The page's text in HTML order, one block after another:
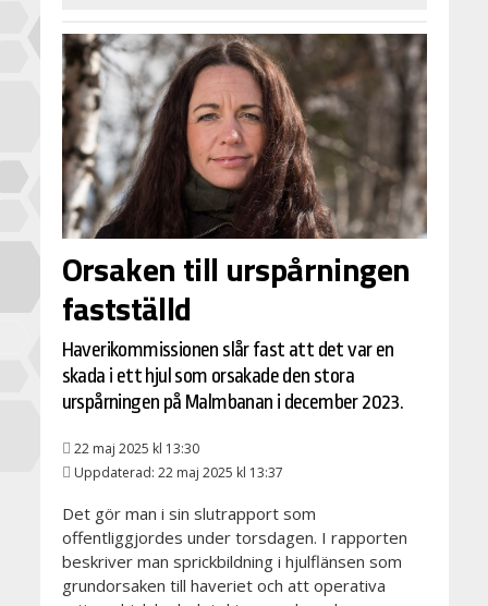
Orsaken till urspårningen
fastställd
Haverikommissionen slår fast att det var en
skada i ett hjul som orsakade den stora
urspårningen på Malmbanan i december 2023.
22 maj 2025 kl 13:30
Uppdaterad: 22 maj 2025 kl 13:37
Det gör man i sin slutrapport som
offentliggjordes under torsdagen. I rapporten
beskriver man sprickbildning i hjulflänsen som
grundorsaken till haveriet och att operativa